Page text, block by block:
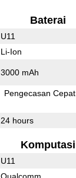
Baterai
U11
Li-Ion
3000 mAh
Pengecasan Cepat
24 hours
Komputasi
U11